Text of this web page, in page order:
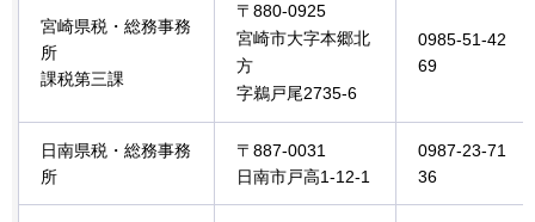
宮崎県税・総務事務
所
課税第三課
〒880-0925
宮崎市大字本郷北
方
字鵜戸尾2735-6
0985-51-42
69
日南県税・総務事務
所
〒887-0031
日南市戸高1-12-1
0987-23-71
36